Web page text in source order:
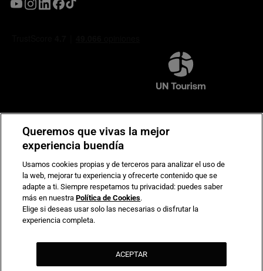
Compromiso de seguridad en pagos electrónicos
Queremos que vivas la mejor
experiencia buendía
Usamos cookies propias y de terceros para analizar el uso de
la web, mejorar tu experiencia y ofrecerte contenido que se
adapte a ti. Siempre respetamos tu privacidad: puedes saber
más en nuestraPolítica de Cookies.
Elige si deseas usar solo las necesarias o disfrutar la
experiencia completa.
ACEPTAR